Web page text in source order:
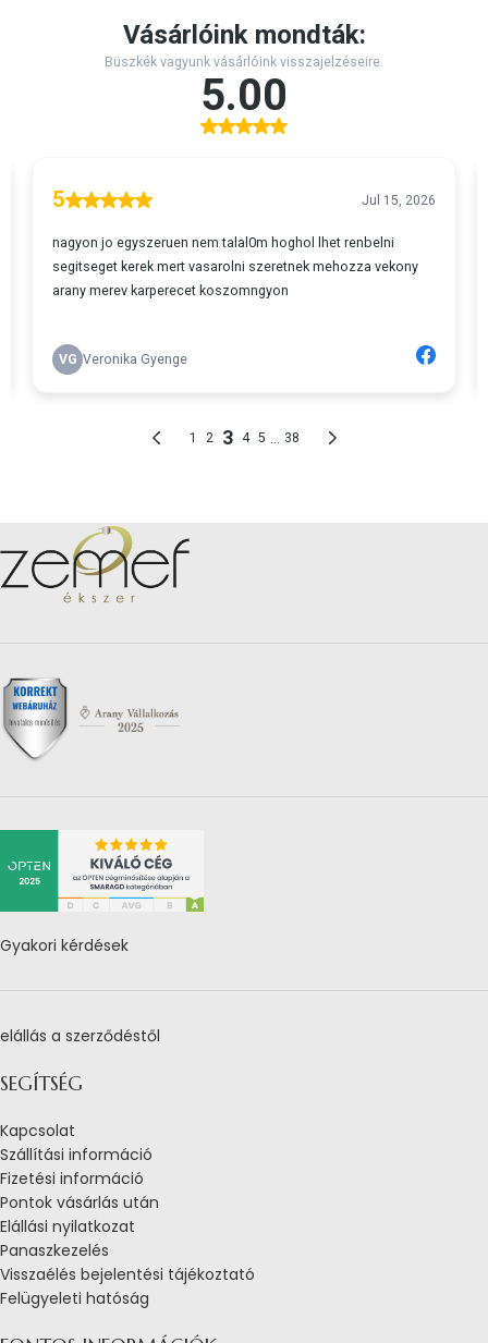
Gyakori kérdések
elállás a szerződéstől
SEGÍTSÉG
Kapcsolat
Szállítási információ
Fizetési információ
Pontok vásárlás után
Elállási nyilatkozat
Panaszkezelés
Visszaélés bejelentési tájékoztató
Felügyeleti hatóság